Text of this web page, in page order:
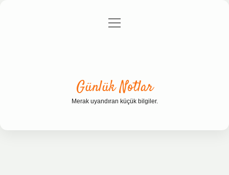
Gizlilik Politikası
menüyü
Günlük Notlar
Merak uyandıran küçük bilgiler.